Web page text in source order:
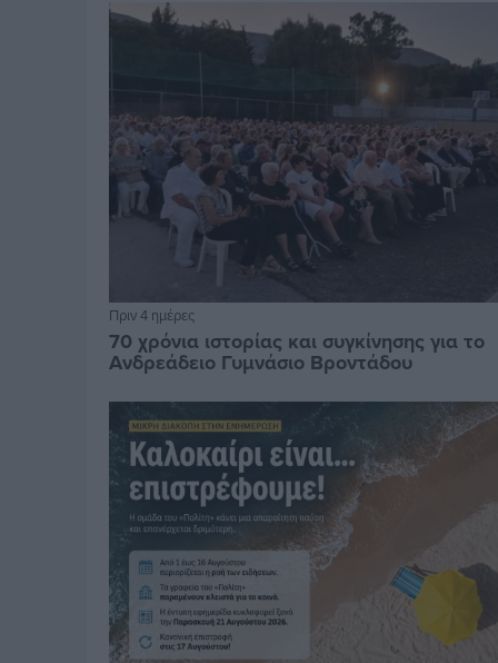
Πριν 4 ημέρες
70 χρόνια ιστορίας και συγκίνησης για το
Ανδρεάδειο Γυμνάσιο Βροντάδου